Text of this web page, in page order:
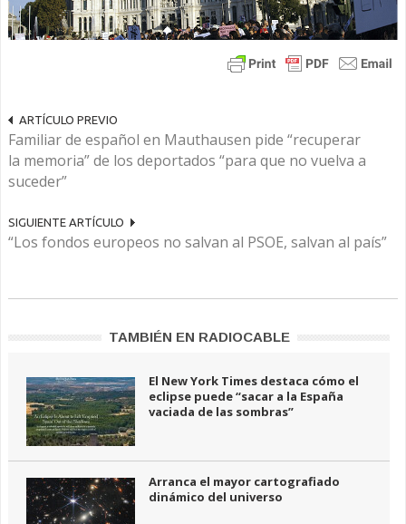
ARTÍCULO PREVIO
Familiar de español en Mauthausen pide “recuperar
la memoria” de los deportados “para que no vuelva a
suceder”
SIGUIENTE ARTÍCULO
“Los fondos europeos no salvan al PSOE, salvan al país”
TAMBIÉN EN RADIOCABLE
El New York Times destaca cómo el
eclipse puede “sacar a la España
vaciada de las sombras”
Arranca el mayor cartografiado
dinámico del universo